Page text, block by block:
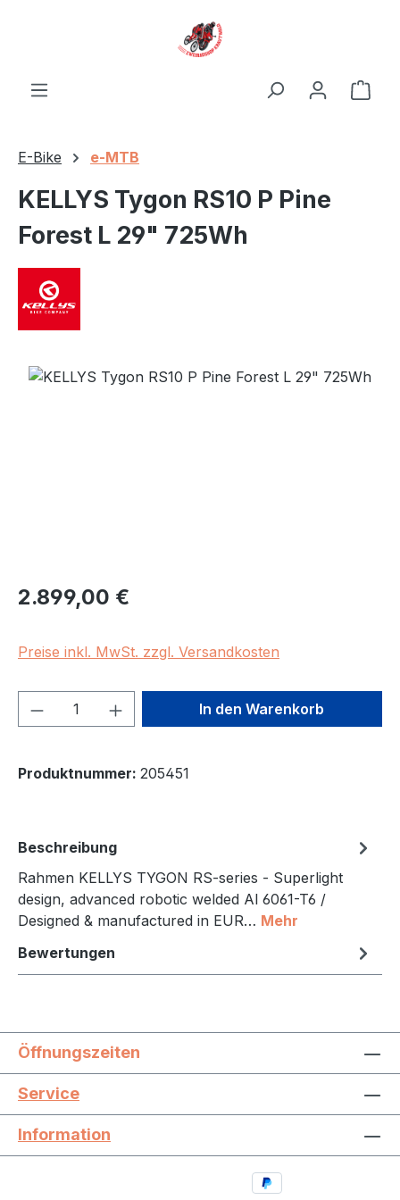
E-Bike e-MTB
KELLYS Tygon RS10 P Pine
Forest L 29" 725Wh
Bildergalerie überspringen
Regulärer Preis:
2.899,00 €
Preise inkl. MwSt. zzgl. Versandkosten
Produkt Anzahl: Gib denIn den Warenkorb
Produktnummer: 205451
Beschreibung
Rahmen KELLYS TYGON RS-series - Superlight
design, advanced robotic welded Al 6061-T6 /
Designed & manufactured in EUR… Mehr
Bewertungen
Öffnungszeiten
Service
Information